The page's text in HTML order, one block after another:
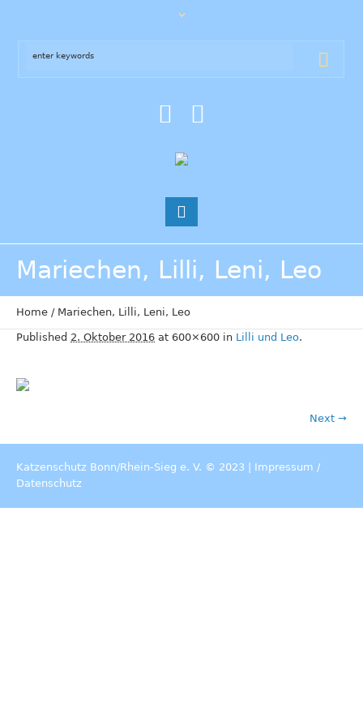
Mariechen, Lilli, Leni, Leo
Home / Mariechen, Lilli, Leni, Leo
Published 2. Oktober 2016 at 600×600 in Lilli und Leo.
Next →
Katzenschutz Bonn/Rhein-Sieg e. V. © 2023 | Impressum /
Datenschutz